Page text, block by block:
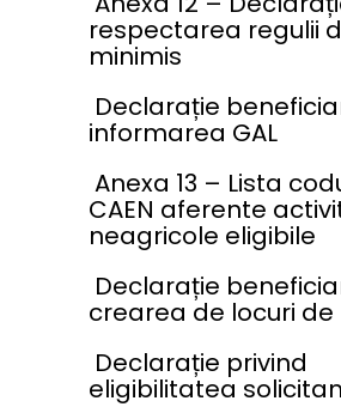
respectarea regulii
minimis
Declarație
informarea GAL
Anexa 13 – Lista
CAEN aferente
neagricole eligibile
Declarație
crearea de locuri de
Declarație privind
eligibilitatea